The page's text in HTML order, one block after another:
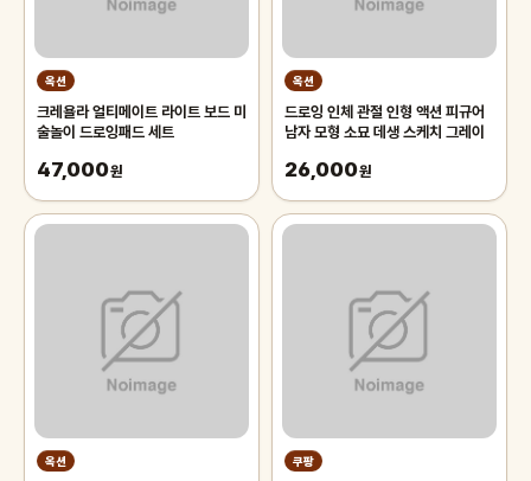
옥션
크레욜라 얼티메이트 라이트 보드 미
술놀이 드로잉패드 세트
47,000원
옥션
드로잉 인체 관절 인형 액션 피규어
남자 모형 소묘 데생 스케치 그레이
26,000원
옥션 쿠팡